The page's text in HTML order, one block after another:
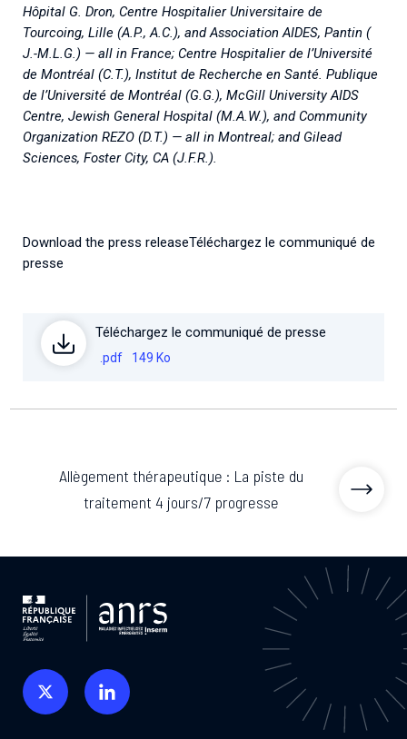
Hôpital G. Dron, Centre Hospitalier Universitaire de
Tourcoing, Lille (A.P., A.C.), and Association AIDES, Pantin (
J.-M.L.G.) — all in France; Centre Hospitalier de l’Université
de Montréal (C.T.), Institut de Recherche en Santé. Publique
de l’Université de Montréal (G.G.), McGill University AIDS
Centre, Jewish General Hospital (M.A.W.), and Community
Organization REZO (D.T.) — all in Montreal; and Gilead
Sciences, Foster City, CA (J.F.R.).
Download the press releaseTéléchargez le communiqué de
presse
Téléchargez le communiqué de presse
.pdf 149 Ko
Allègement thérapeutique : La piste du
traitement 4 jours/7 progresse